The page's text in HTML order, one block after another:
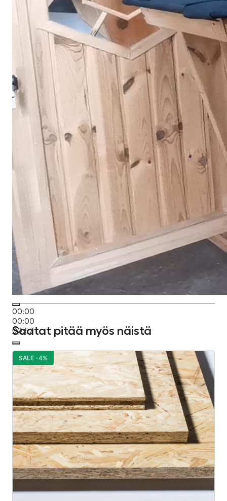
00:00
00:00
00:57
Saatat pitää myös näistä
SALE -4%